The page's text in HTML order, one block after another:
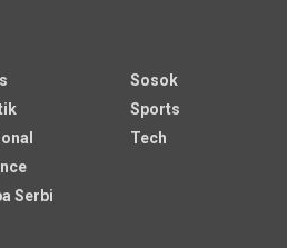
Serbi
Sosok
Sports
Tech